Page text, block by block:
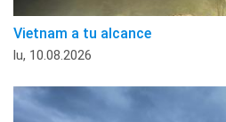
Vietnam a tu alcance
lu, 10.08.2026